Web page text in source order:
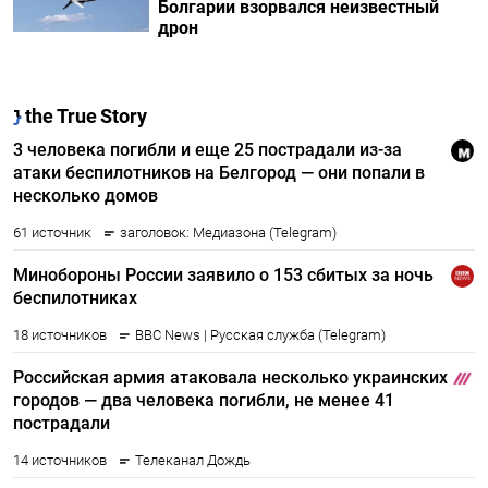
Болгарии взорвался неизвестный
дрон